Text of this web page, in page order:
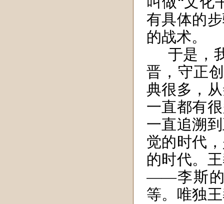
有具体的
的战术。
于是，
晋，守正
典很多，
一直都有
一直追溯
觉的时代
的时代。
——李斯的
等。唯独